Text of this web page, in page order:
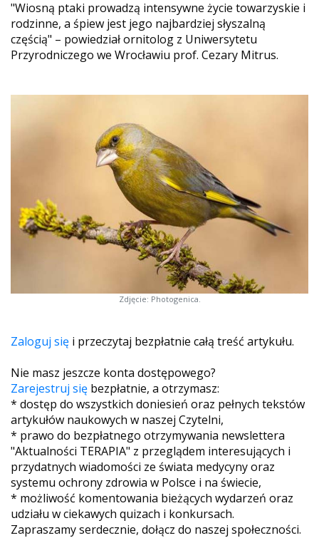
"Wiosną ptaki prowadzą intensywne życie towarzyskie i
rodzinne, a śpiew jest jego najbardziej słyszalną
częścią" – powiedział ornitolog z Uniwersytetu
Przyrodniczego we Wrocławiu prof. Cezary Mitrus.
Zdjęcie: Photogenica.
Zaloguj się i przeczytaj bezpłatnie całą treść artykułu.
Nie masz jeszcze konta dostępowego?
Zarejestruj się bezpłatnie, a otrzymasz:
* dostęp do wszystkich doniesień oraz pełnych tekstów
artykułów naukowych w naszej Czytelni,
* prawo do bezpłatnego otrzymywania newslettera
"Aktualności TERAPIA" z przeglądem interesujących i
przydatnych wiadomości ze świata medycyny oraz
systemu ochrony zdrowia w Polsce i na świecie,
* możliwość komentowania bieżących wydarzeń oraz
udziału w ciekawych quizach i konkursach.
Zapraszamy serdecznie, dołącz do naszej społeczności.